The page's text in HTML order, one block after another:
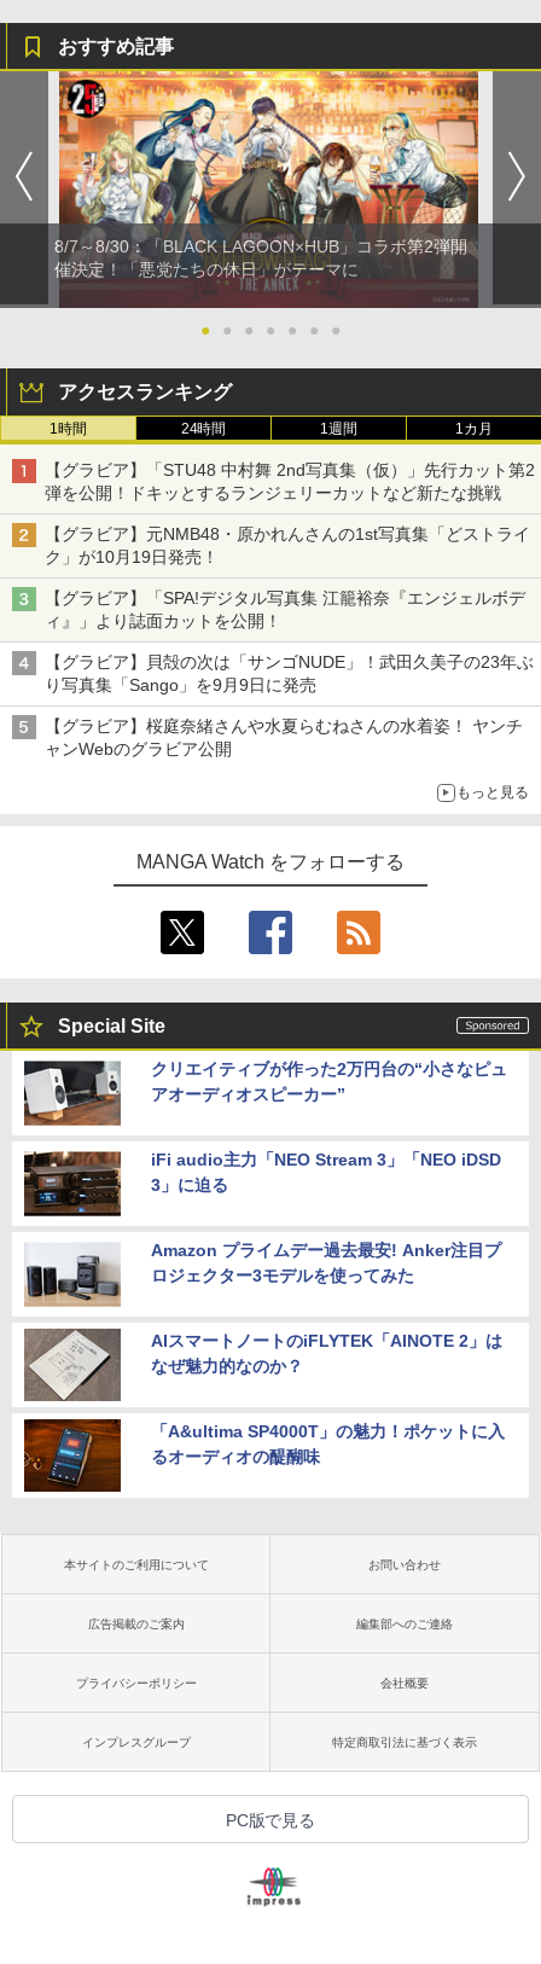
おすすめ記事
8/7～8/30：「BLACK LAGOON×HUB」コラボ第2弾開
催決定！「悪党たちの休日」がテーマに
● ● ● ● ● ● ●
アクセスランキング
1時間 24時間 1週間 1カ月
【グラビア】「STU48 中村舞 2nd写真集（仮）」先行カット第2
弾を公開！ドキッとするランジェリーカットなど新たな挑戦
【グラビア】元NMB48・原かれんさんの1st写真集「どストライ
ク」が10月19日発売！
【グラビア】「SPA!デジタル写真集 江籠裕奈『エンジェルボデ
ィ』」より誌面カットを公開！
【グラビア】貝殻の次は「サンゴNUDE」！武田久美子の23年ぶ
り写真集「Sango」を9月9日に発売
【グラビア】桜庭奈緒さんや水夏らむねさんの水着姿！ ヤンチ
ャンWebのグラビア公開
もっと見る
MANGA Watch をフォローする
Special Site
クリエイティブが作った2万円台の“小さなピュ
アオーディオスピーカー”
iFi audio主力「NEO Stream 3」「NEO iDSD
3」に迫る
Amazon プライムデー過去最安! Anker注目プ
ロジェクター3モデルを使ってみた
AIスマートノートのiFLYTEK「AINOTE 2」は
なぜ魅力的なのか？
「A&ultima SP4000T」の魅力！ポケットに入
るオーディオの醍醐味
本サイトのご利用について お問い合わせ
広告掲載のご案内 編集部へのご連絡
プライバシーポリシー 会社概要
インプレスグループ 特定商取引法に基づく表示
PC版で見る